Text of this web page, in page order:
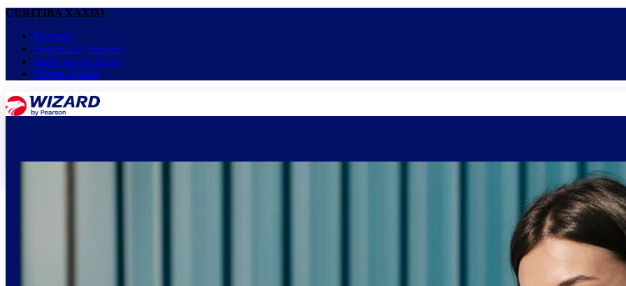
CURITIBA XAXIM
Parcerias
Franquia de Idiomas
Inglês na sua escola
Projeto Águias
Equipe